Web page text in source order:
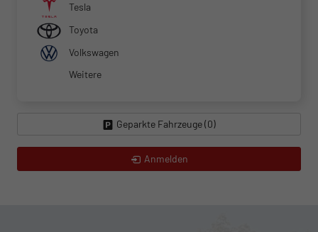
Tesla
Toyota
Volkswagen
Weitere
Geparkte Fahrzeuge (0)
Anmelden